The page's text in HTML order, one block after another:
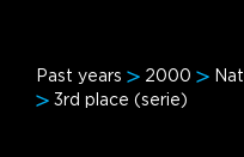
Past years 2000
3rd place (serie)